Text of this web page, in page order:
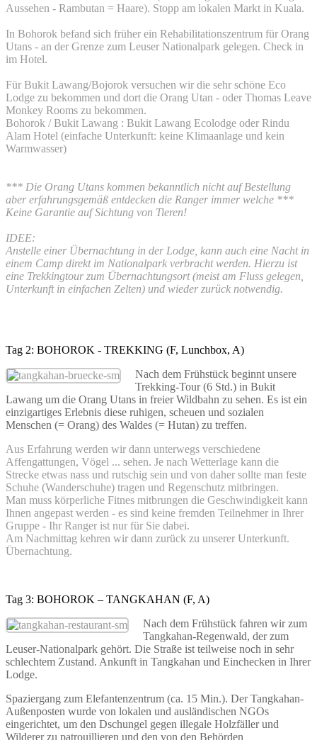
Aussehen - Rambutan = Haare). Stopp am lokalen Markt in Kuala.
In Bohorok befand sich früher ein Rehabilitationszentrum für Orang
Utans - an der Grenze zum Leuser Nationalpark gelegen. Check in
im Hotel.
Für Bukit Lawang/Bojorok versuchen wir die sehr schöne Eco
Lodge zu bekommen und dort die Orang Utan - oder Thomas Leave
Monkey Rooms zu bekommen.
Bohorok / Bukit Lawang : Bukit Lawang Ecolodge oder Rindu
Alam Hotel (einfache Unterkunft: keine Klimaanlage und kein
Warmwasser)
*** Die Orang Utans kommen bekanntlich nicht auf Bestellung
aber erfahrungsgemäß entdecken die Ranger immer welche ***
Keine Garantie auf Sichtung von Tieren!
IDEE:
Anstelle einer Übernachtung in der Lodge, kann auch eine Nacht in
einem Camp direkt im Nationalpark verbracht werden. Hierzu ist
eine Trekkingtour zum Übernachtungsort (meist am Fluss gelegen,
Unterkunft in einfachen Zelten) und wieder zurück notwendig.
Tag 2: BOHOROK - TREKKING (F, Lunchbox, A)
Nach dem Frühstück beginnt unsere
Trekking-Tour (6 Std.) in Bukit
Lawang um die Orang Utans in freier Wildbahn zu sehen. Es ist ein
einzigartiges Erlebnis diese ruhigen, scheuen und sozialen
Menschen (= Orang) des Waldes (= Hutan) zu treffen.
Aus Erfahrung werden wir dann unterwegs verschiedene
Affengattungen, Vögel ... sehen. Je nach Wetterlage kann die
Strecke etwas nass und rutschig sein und von daher sollte man feste
Schuhe (Wanderschuhe) tragen und Regenschutz mitbringen.
Man muss körperliche Fitnes mitbrungen die Geschwindigkeit kann
Ihnen angepast werden - es sind keine fremden Teilnehmer in Ihrer
Gruppe - Ihr Ranger ist nur für Sie dabei.
Am Nachmittag kehren wir dann zurück zu unserer Unterkunft.
Übernachtung.
Tag 3: BOHOROK – TANGKAHAN (F, A)
Nach dem Frühstück fahren wir zum
Tangkahan-Regenwald, der zum
Leuser-Nationalpark gehört. Die Straße ist teilweise noch in sehr
schlechtem Zustand. Ankunft in Tangkahan und Einchecken in Ihrer
Lodge.
Spaziergang zum Elefantenzentrum (ca. 15 Min.). Der Tangkahan-
Außenposten wurde von lokalen und ausländischen NGOs
eingerichtet, um den Dschungel gegen illegale Holzfäller und
Wilderer zu patrouillieren und den von den Behörden